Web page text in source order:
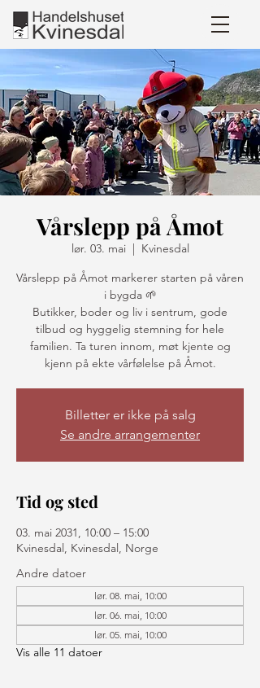
Vårslepp på Åmot
lør. 03. mai
  |
Kvinesdal
Vårslepp på Åmot markerer starten på våren
i bygda 🌱
Butikker, boder og liv i sentrum, gode
tilbud og hyggelig stemning for hele
familien. Ta turen innom, møt kjente og
kjenn på ekte vårfølelse på Åmot.
Billetter er ikke på salg
Se andre arrangementer
Tid og sted
03. mai 2031, 10:00 – 15:00
Kvinesdal, Kvinesdal, Norge
Andre datoer
lør. 08. mai, 10:00
lør. 06. mai, 10:00
lør. 05. mai, 10:00
Vis alle 11 datoer